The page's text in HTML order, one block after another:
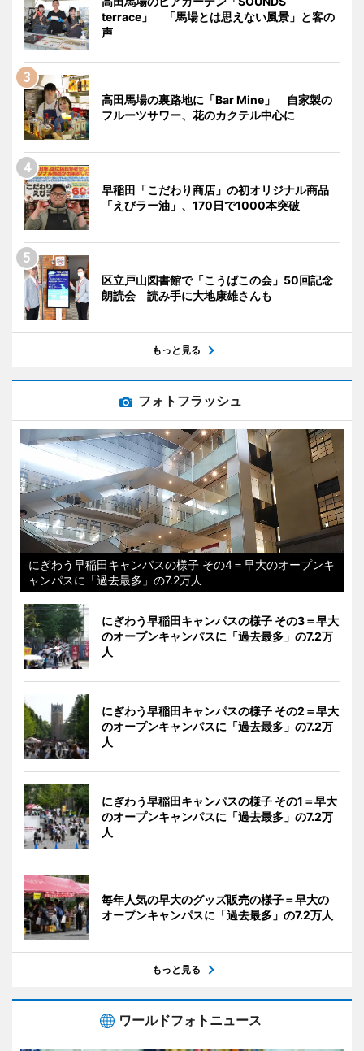
terrace」 「馬場とは思えない風景」と客の
声
高田馬場の裏路地に「Bar Mine」 自家製の
フルーツサワー、花のカクテル中心に
早稲田「こだわり商店」の初オリジナル商品
「えびラー油」、170日で1000本突破
区立戸山図書館で「こうばこの会」50回記念
朗読会 読み手に大地康雄さんも
もっと見る
フォトフラッシュ
にぎわう早稲田キャンパスの様子 その4＝早大のオープンキ
ャンパスに「過去最多」の7.2万人
にぎわう早稲田キャンパスの様子 その3＝早大
のオープンキャンパスに「過去最多」の7.2万
人
にぎわう早稲田キャンパスの様子 その2＝早大
のオープンキャンパスに「過去最多」の7.2万
人
にぎわう早稲田キャンパスの様子 その1＝早大
のオープンキャンパスに「過去最多」の7.2万
人
毎年人気の早大のグッズ販売の様子＝早大の
オープンキャンパスに「過去最多」の7.2万人
もっと見る
ワールドフォトニュース